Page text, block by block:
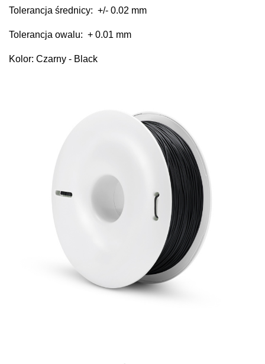
Tolerancja średnicy: +/- 0.02 mm
Tolerancja owalu: + 0.01 mm
Kolor: Czarny - Black